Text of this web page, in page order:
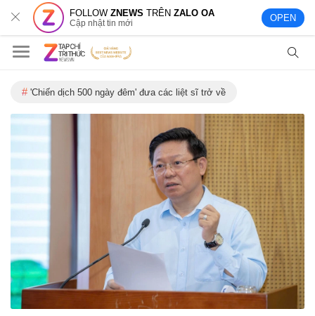
FOLLOWZNEWS TRÊNZALO OA
Cập nhật tin mới OPEN
'Chiến dịch 500 ngày đêm' đưa các liệt sĩ trở về